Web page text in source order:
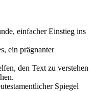
einfacher Einstieg ins
ein prägnanter
den Text zu verstehen
Spiegel